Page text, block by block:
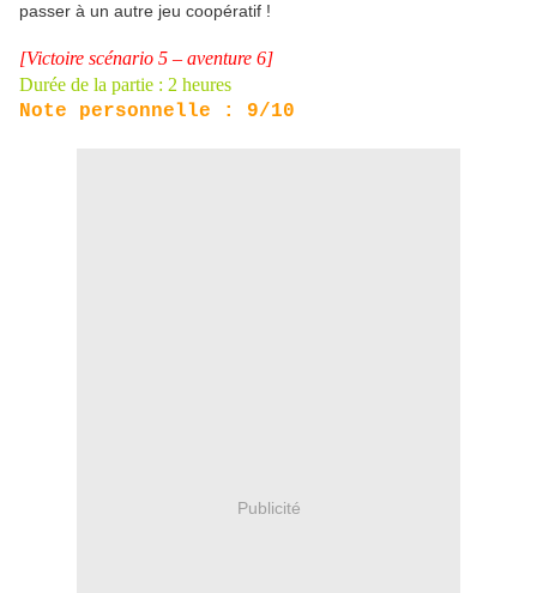
passer à un autre jeu coopératif !
[Victoire scénario 5 – aventure 6]
Durée de la partie : 2 heures
Note personnelle : 9/10
Publicité